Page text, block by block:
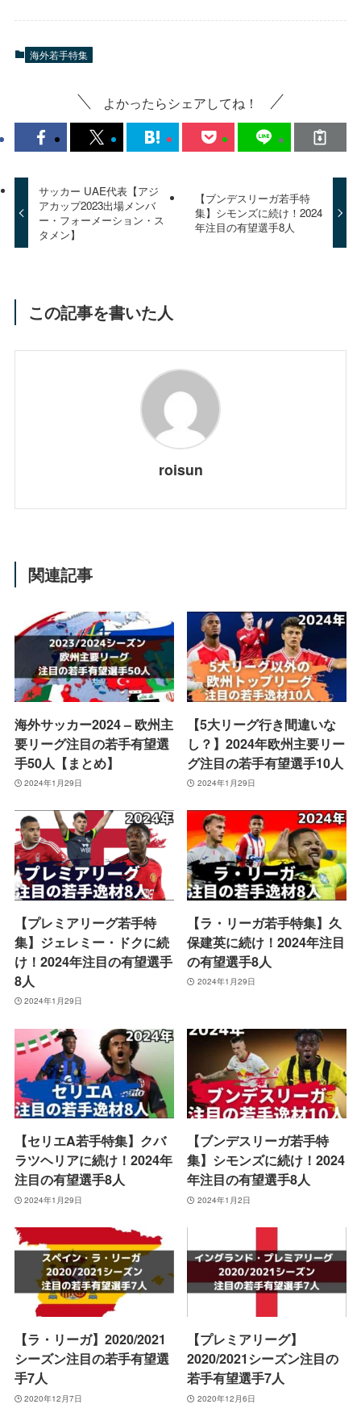
海外若手特集
よかったらシェアしてね！
サッカー UAE代表【アジ
アカップ2023出場メンバ
ー・フォーメーション・ス
タメン】
【ブンデスリーガ若手特
集】シモンズに続け！2024
年注目の有望選手8人
この記事を書いた人
roisun
関連記事
海外サッカー2024 – 欧州主
要リーグ注目の若手有望選
手50人【まとめ】
2024年1月29日
【5大リーグ行き間違いな
し？】2024年欧州主要リー
グ注目の若手有望選手10人
2024年1月29日
【プレミアリーグ若手特
集】ジェレミー・ドクに続
け！2024年注目の有望選手
8人
2024年1月29日
【ラ・リーガ若手特集】久
保建英に続け！2024年注目
の有望選手8人
2024年1月29日
【セリエA若手特集】クバ
ラツヘリアに続け！2024年
注目の有望選手8人
2024年1月29日
【ブンデスリーガ若手特
集】シモンズに続け！2024
年注目の有望選手8人
2024年1月2日
【ラ・リーガ】2020/2021
シーズン注目の若手有望選
手7人
2020年12月7日
【プレミアリーグ】
2020/2021シーズン注目の
若手有望選手7人
2020年12月6日